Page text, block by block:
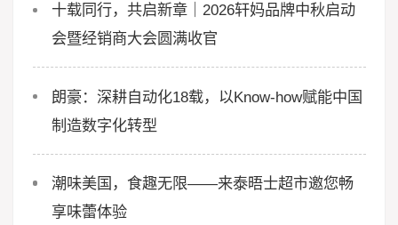
十载同行，共启新章｜2026轩妈品牌中秋启动
会暨经销商大会圆满收官
朗豪：深耕自动化18载，以Know-how赋能中国
制造数字化转型
潮味美国，食趣无限——来泰晤士超市邀您畅
享味蕾体验